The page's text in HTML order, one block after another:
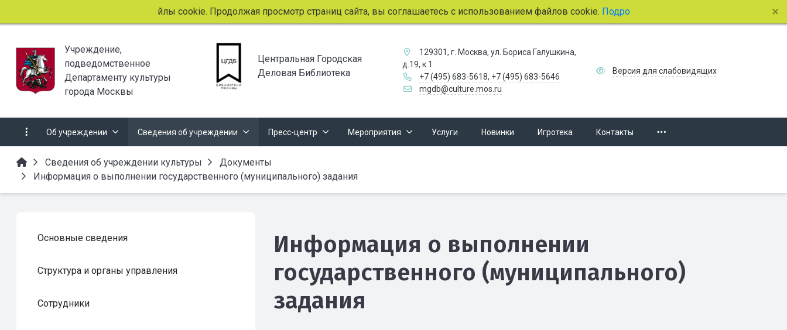
Этот сайт использует файлы cookie. Продолжая просмотр страниц сайта, вы соглашаетесь с использованием файлов cookie.Подробнее.
Учреждение,
подведомственное
Департаменту культуры
города Москвы
Центральная Городская
Деловая Библиотека
129301, г. Москва, ул. Бориса Галушкина,
д.19, к.1
+7 (495) 683-5618, +7 (495) 683-5646
mgdb@culture.mos.ru
Версия для слабовидящих
Об учреждении Сведения об учреждении Пресс-центр Мероприятия Услуги Новинки Игротека Контакты
Сведения об учреждении культуры
Документы
Информация о выполнении государственного (муниципального) задания
Основные сведения
Структура и органы управления
Сотрудники
Информация о выполнении
государственного (муниципального)
задания